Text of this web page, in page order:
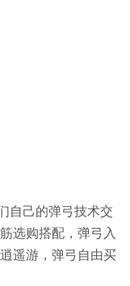
自己的弹弓技术交
选购搭配，弹弓入
遥游，弹弓自由买